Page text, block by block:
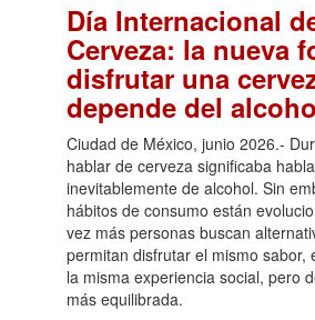
Día Internacional
Cerveza: la nueva
disfrutar una
depende del
Ciudad de México, junio 2026.-
hablar de cerveza significaba
inevitablemente de alcohol. Sin
hábitos de consumo están
vez más personas buscan
permitan disfrutar el mismo sabor,
la misma experiencia social, pero
más equilibrada.